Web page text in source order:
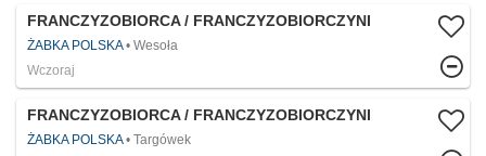
FRANCZYZOBIORCA / FRANCZYZOBIORCZYNI
ŻABKA POLSKA
Wesoła
Wczoraj
FRANCZYZOBIORCA / FRANCZYZOBIORCZYNI
ŻABKA POLSKA
Targówek